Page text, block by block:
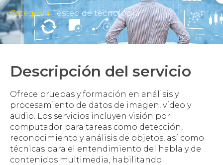
Categoría:Testeo de tecnología
Descripción del servicio
Ofrece pruebas y formación en análisis y
procesamiento de datos de imagen, vídeo y
audio. Los servicios incluyen visión por
computador para tareas como detección,
reconocimiento y análisis de objetos, así como
técnicas para el entendimiento del habla y de
contenidos multimedia, habilitando